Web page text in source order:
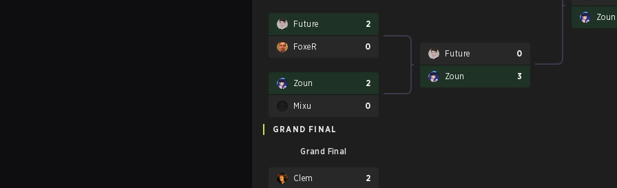
Future 2
FoxeR 0
Zoun 2
Mixu 0
Future 0
Zoun 3
Zoun
GRAND FINAL
Grand Final
Clem 2